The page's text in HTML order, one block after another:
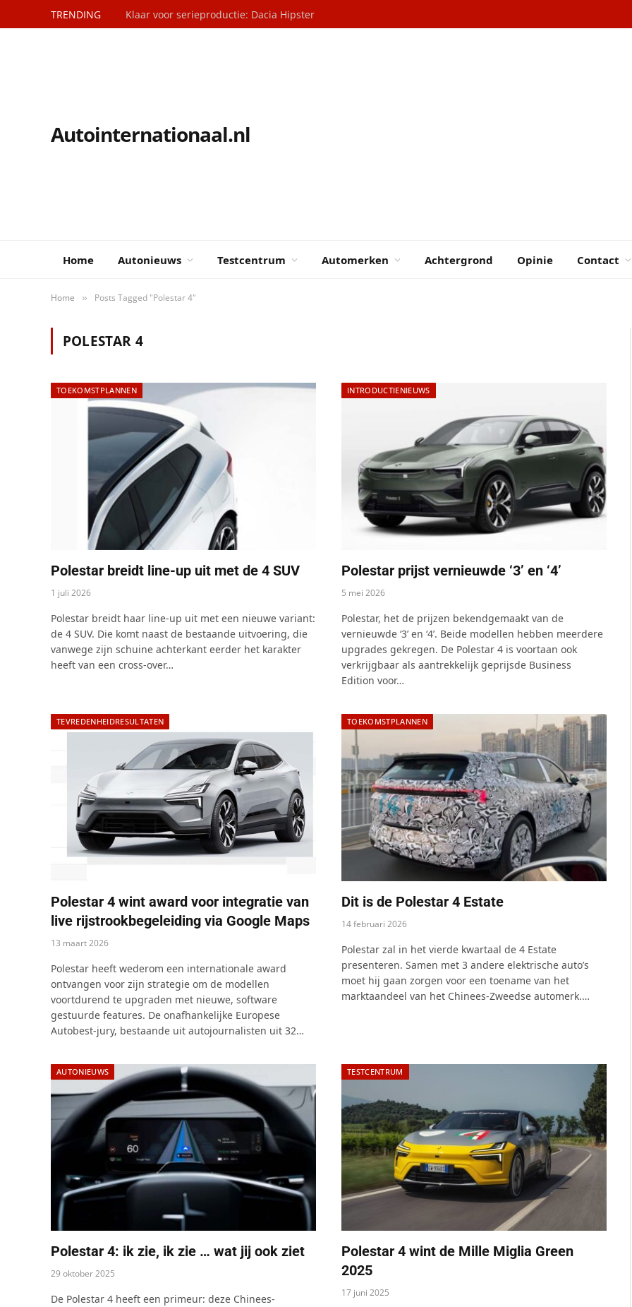
TRENDING Klaar voor serieproductie: Dacia Hipster
Autointernationaal.nl
Home Autonieuws Testcentrum Automerken Achtergrond Opinie Contact
Home » Posts Tagged "Polestar 4"
POLESTAR 4
TOEKOMSTPLANNEN
Polestar breidt line-up uit met de 4 SUV
1 juli 2026
Polestar breidt haar line-up uit met een nieuwe variant:
de 4 SUV. Die komt naast de bestaande uitvoering, die
vanwege zijn schuine achterkant eerder het karakter
heeft van een cross-over…
INTRODUCTIENIEUWS
Polestar prijst vernieuwde ‘3’ en ‘4’
5 mei 2026
Polestar, het de prijzen bekendgemaakt van de
vernieuwde ‘3’ en ‘4’. Beide modellen hebben meerdere
upgrades gekregen. De Polestar 4 is voortaan ook
verkrijgbaar als aantrekkelijk geprijsde Business
Edition voor…
TEVREDENHEIDRESULTATEN
Polestar 4 wint award voor integratie van
live rijstrookbegeleiding via Google Maps
13 maart 2026
Polestar heeft wederom een internationale award
ontvangen voor zijn strategie om de modellen
voortdurend te upgraden met nieuwe, software
gestuurde features. De onafhankelijke Europese
Autobest-jury, bestaande uit autojournalisten uit 32…
TOEKOMSTPLANNEN
Dit is de Polestar 4 Estate
14 februari 2026
Polestar zal in het vierde kwartaal de 4 Estate
presenteren. Samen met 3 andere elektrische auto’s
moet hij gaan zorgen voor een toename van het
marktaandeel van het Chinees-Zweedse automerk.…
AUTONIEUWS
Polestar 4: ik zie, ik zie … wat jij ook ziet
29 oktober 2025
De Polestar 4 heeft een primeur: deze Chinees-
TESTCENTRUM
Polestar 4 wint de Mille Miglia Green
2025
17 juni 2025